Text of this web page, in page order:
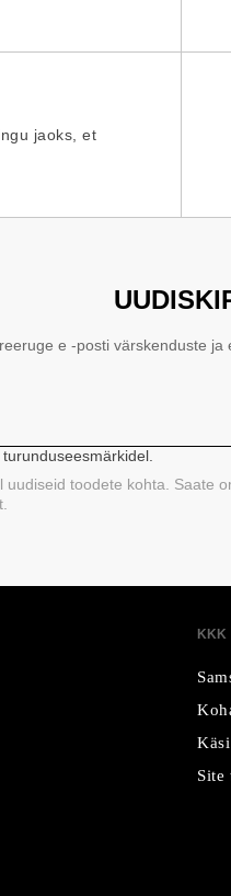
jaoks, et
e -posti värskenduste ja
toodete kohta. Saate
KKK
Site